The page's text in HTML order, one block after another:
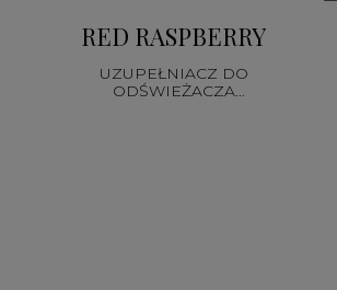
RED RASPBERRY
UZUPEŁNIACZ DO
ODŚWIEŻACZA